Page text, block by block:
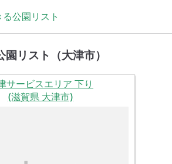
リスト（大津市）
サービスエリア 下り
(滋賀県 大津市)